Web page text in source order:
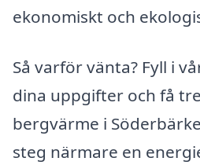
ekonomiskt och
Så varför vänta? Fyll i
dina uppgifter och få
bergvärme i
steg närmare en